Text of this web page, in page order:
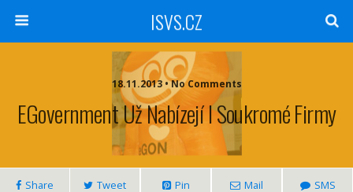
ISVS.CZ
18.11.2013 • No Comments
EGovernment Už Nabízejí I Soukromé Firmy
Share Tweet Pin Mail SMS